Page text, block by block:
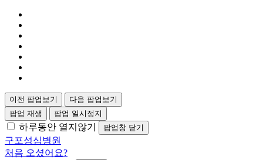
이전 팝업보기
다음 팝업보기
팝업 재생
팝업 일시정지
하루동안 열지않기 팝업창 닫기
구포성심병원
처음 오셨어요?